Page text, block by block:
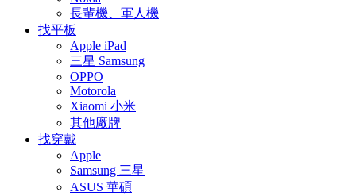
長輩機、軍人機
找平板
Apple iPad
三星 Samsung
OPPO
Motorola
Xiaomi 小米
其他廠牌
找穿戴
Apple
Samsung 三星
ASUS 華碩